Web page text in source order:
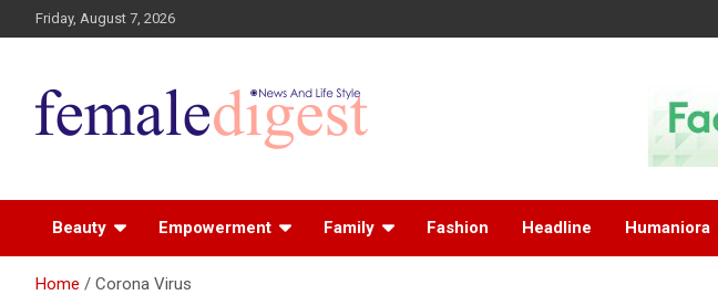
Friday, August 7, 2026
Beauty Empowerment Family Fashion Headline Humaniora
Home Corona Virus